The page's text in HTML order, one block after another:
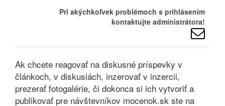
Pri akýchkoľvek problémoch s prihlásením
kontaktujte administrátora!
Ak chcete reagovať na diskusné príspevky v
článkoch, v diskusiách, inzerovať v inzercii,
prezerať fotogalérie, či dokonca si ich vytvoriť a
publikovať pre návštevníkov mocenok.sk ste na